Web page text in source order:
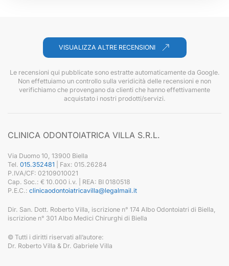
VISUALIZZA ALTRE RECENSIONI
Le recensioni qui pubblicate sono estratte automaticamente da Google.
Non effettuiamo un controllo sulla veridicità delle recensioni e non
verifichiamo che provengano da clienti che hanno effettivamente
acquistato i nostri prodotti/servizi.
CLINICA ODONTOIATRICA VILLA S.R.L.
Via Duomo 10, 13900 Biella
Tel. 015.352481 | Fax: 015.26284
P.IVA/CF: 02109010021
Cap. Soc.: € 10.000 i.v. | REA: BI 0180518
P.E.C.: clinicaodontoiatricavilla@legalmail.it
Dir. San. Dott. Roberto Villa, iscrizione n° 174 Albo Odontoiatri di Biella,
iscrizione n° 301 Albo Medici Chirurghi di Biella
© Tutti i diritti riservati all’autore:
Dr. Roberto Villa & Dr. Gabriele Villa